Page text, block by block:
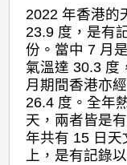
2022 年香港的
23.9 度，是有
份。當中 7 月
氣溫達 30.3 度
月期間香港亦
26.4 度。全年
天，兩者皆是
年共有 15 日天
上，是有記錄